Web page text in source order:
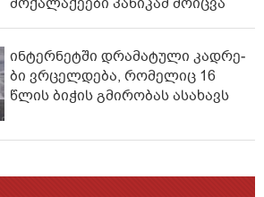
ინ­ტერ­ნეტ­ში დრა­მა­ტუ­ლი კად­რე­
ბი ვრცელდება, რომელიც 16
წლის ბიჭის გმირობას ასახავს